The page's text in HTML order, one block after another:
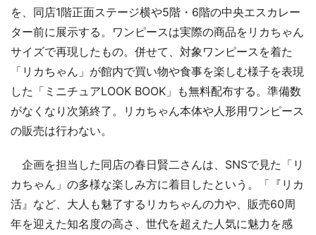
を、同店1階正面ステージ横や5階・6階の中央エスカレー
ター前に展示する。ワンピースは実際の商品をリカちゃん
サイズで再現したもの。併せて、対象ワンピースを着た
「リカちゃん」が館内で買い物や食事を楽しむ様子を表現
した「ミニチュアLOOK BOOK」も無料配布する。準備数
がなくなり次第終了。リカちゃん本体や人形用ワンピース
の販売は行わない。
企画を担当した同店の春日賢二さんは、SNSで見た「リ
カちゃん」の多様な楽しみ方に着目したという。「『リカ
活』など、大人も魅了するリカちゃんの力や、販売60周
年を迎えた知名度の高さ、世代を超えた人気に魅力を感